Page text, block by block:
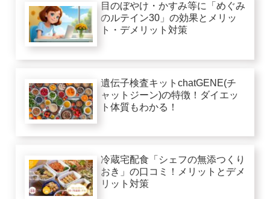
目のぼやけ・かすみ等に「めぐみ
のルテイン30」の効果とメリッ
ト・デメリット対策
遺伝子検査キットchatGENE(チ
ャットジーン)の特徴！ダイエッ
ト体質もわかる！
冷蔵宅配食「シェフの無添つくり
おき」の口コミ！メリットとデメ
リット対策